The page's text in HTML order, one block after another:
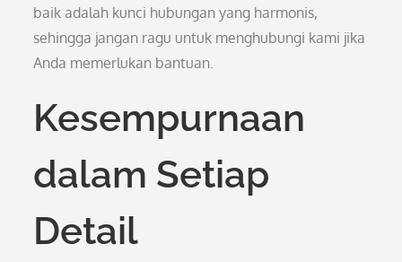
baik adalah kunci hubungan yang harmonis,
sehingga jangan ragu untuk menghubungi kami jika
Anda memerlukan bantuan.
Kesempurnaan
dalam Setiap
Detail